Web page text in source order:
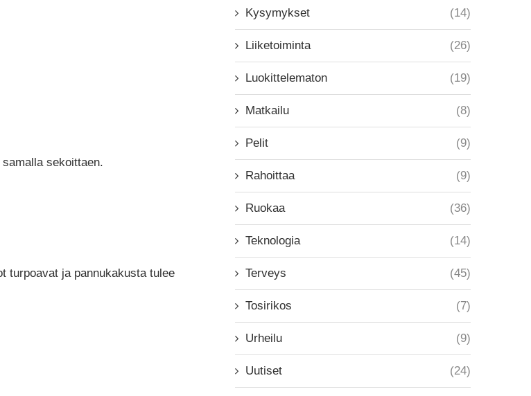
sekoittaen.
turpoavat ja pannukakusta tulee
Kysymykset (14)
Liiketoiminta (26)
Luokittelematon (19)
Matkailu (8)
Pelit (9)
Rahoittaa (9)
Ruokaa (36)
Teknologia (14)
Terveys (45)
Tosirikos (7)
Urheilu (9)
Uutiset (24)